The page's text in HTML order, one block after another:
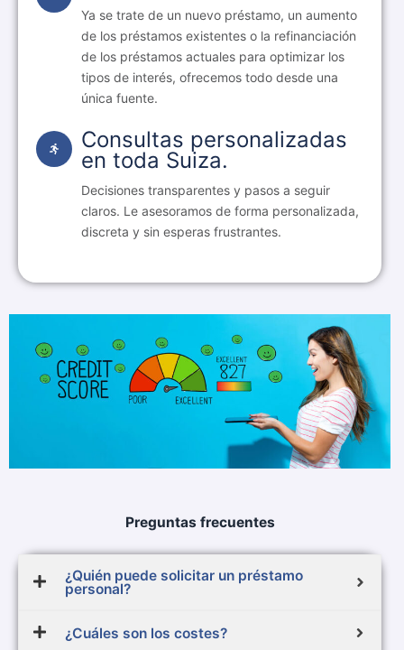
Ya se trate de un nuevo préstamo, un aumento
de los préstamos existentes o la refinanciación
de los préstamos actuales para optimizar los
tipos de interés, ofrecemos todo desde una
única fuente.
Consultas personalizadas
en toda Suiza.
Decisiones transparentes y pasos a seguir
claros. Le asesoramos de forma personalizada,
discreta y sin esperas frustrantes.
Preguntas frecuentes
¿Quién puede solicitar un préstamo
personal?
¿Cuáles son los costes?